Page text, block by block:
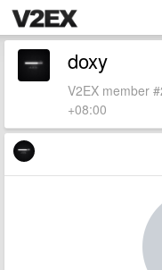
doxy
V2EX member
+08:00